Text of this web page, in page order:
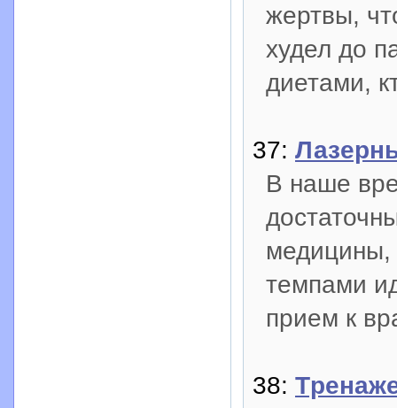
жертвы,
худел до
диетами,
37:
В наше
медицины,
темпами
прием к
38: